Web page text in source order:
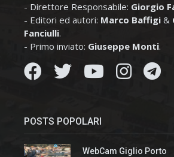
- Direttore Responsabile: Giorgio
- Editori ed autori: Marco Baffigi &
Fanciulli.
- Primo inviato: Giuseppe Monti.
POSTS POPOLARI
WebCam Giglio Porto